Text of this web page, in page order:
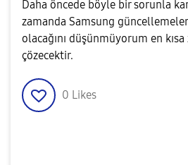
Daha öncede böyle bir sorunla
zamanda Samsung güncellemeler
olacağını düşünmüyorum en
çözecektir.
0 Likes